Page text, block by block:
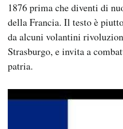
1876 prima che diventi di
della Francia. Il testo è
da alcuni volantini
Strasburgo, e invita a
patria.